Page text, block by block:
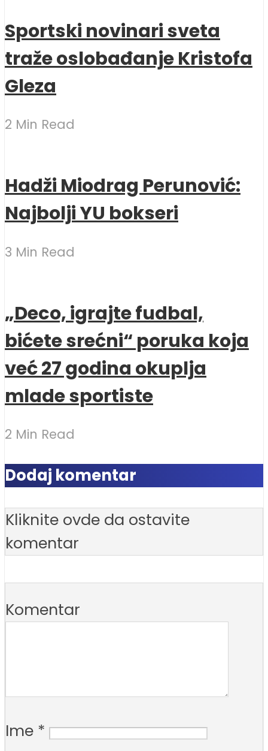
Sportski novinari sveta
traže oslobađanje Kristofa
Gleza
2 Min Read
Hadži Miodrag Perunović:
Najbolji YU bokseri
3 Min Read
„Deco, igrajte fudbal,
bićete srećni“ poruka koja
već 27 godina okuplja
mlade sportiste
2 Min Read
Dodaj komentar
Kliknite ovde da ostavite
komentar
Komentar
Ime *